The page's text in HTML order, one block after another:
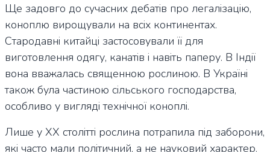
Ще задовго до сучасних дебатів про легалізацію,
коноплю вирощували на всіх континентах.
Стародавні китайці застосовували її для
виготовлення одягу, канатів і навіть паперу. В Індії
вона вважалась священною рослиною. В Україні
також була частиною сільського господарства,
особливо у вигляді технічної коноплі.
Лише у XX столітті рослина потрапила під заборони,
які часто мали політичний, а не науковий характер.